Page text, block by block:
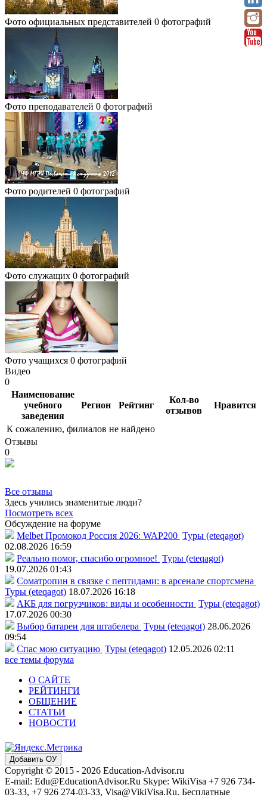
Фото официальных представителей 0 фотографий
Фото преподавателей 0 фотографий
Фото родителей 0 фотографий
Фото служащих 0 фотографий
Фото учащихся 0 фотографий
Видео
0
Наименование
учебного
заведения
Регион Рейтинг
Кол-во
отзывов
Нравится
К сожалению, филиалов не найдено
Отзывы
0
Все отзывы
Здесь учились знаменитые люди?
Посмотреть всех
Обсуждение на форуме
Melbet Промокод Россия 2026: WAP200 Туры (eteqagot)
02.08.2026 16:59
Реально помог, спасибо огромное! Туры (eteqagot)
19.07.2026 01:43
Соматропин в связке с пептидами: в арсенале спортсмена
Туры (eteqagot) 18.07.2026 16:18
АКБ для погрузчиков: виды и особенности Туры (eteqagot)
17.07.2026 00:30
Выбор батареи для штабелера Туры (eteqagot) 28.06.2026
09:54
Спас мою ситуацию Туры (eteqagot) 12.05.2026 02:11
все темы форума
О САЙТЕ
РЕЙТИНГИ
ОБЩЕНИЕ
СТАТЬИ
НОВОСТИ
Добавить ОУ
Copyright © 2015 - 2026 Education-Advisor.ru
E-mail: Edu@EducationAdvisor.Ru Skype: WikiVisa +7 926 734-
03-33, +7 926 274-03-33, Visa@VikiVisa.Ru. Бесплатные